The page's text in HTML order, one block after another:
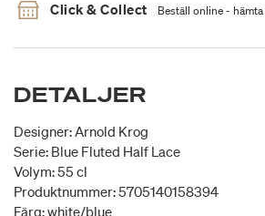
Click & Collect Beställ online -
DETALJER
Designer: Arnold Krog
Serie: Blue Fluted Half Lace
Volym: 55 cl
Produktnummer: 5705140158394
Färg: white/blue